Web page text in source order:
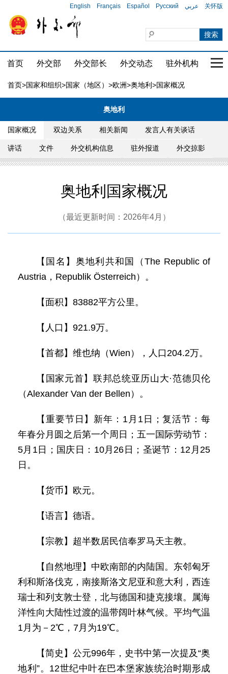
English Français Español Русский عربي 关怀版
首页 外交部 外交部长 外交动态 驻外机构 国
首页>国家和组织>国家（地区） >欧洲>奥地利 >国家概况
奥地利
国家概况 双边关系 相关新闻 发言人有关谈话
讲话 文件 外交机构信息 驻外报道 外交掠影
奥地利国家概况
（最近更新时间：2026年4月）
【国名】奥地利共和国（The Republic of
Austria，Republik Österreich）。
【面积】83882平方公里。
【人口】921.9万。
【首都】维也纳（Wien），人口204.2万。
【国家元首】联邦总统亚历山大·范德贝伦
（Alexander Van der Bellen）。
【重要节日】新年：1月1日；复活节：每
年春分月圆之后第一个周日；五一国际劳动节：
5月1日；国庆日：10月26日；圣诞节：12月25
日。
【货币】欧元。
【语言】德语。
【宗教】超半数居民信奉罗马天主教。
【自然地理】中欧南部的内陆国。东邻匈牙
利和斯洛伐克，南接斯洛文尼亚和意大利，西连
瑞士和列支敦士登，北与德国和捷克接壤。属海
洋性向大陆性过渡的温带阔叶林气候。平均气温
1月为－2℃，7月为19℃。
【简史】公元996年，史书中第一次提及“奥
地利”。12世纪中叶在巴本堡家族统治时期形成